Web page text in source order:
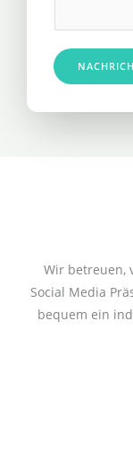
n
u
m
e
Wir betreuen,
Social Media
bequem ein